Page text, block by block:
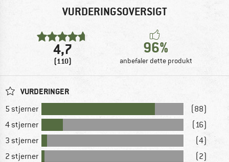
VURDERINGSOVERSIGT
4,7
(110)
96%
anbefaler dette produkt
VURDERINGER
5 stjerner
(88)
4 stjerner
(16)
3 stjerner
(4)
2 stjerner
(2)